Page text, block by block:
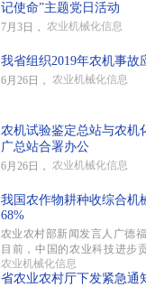
记使命”主题党日活动
7月3日， 农业机械化信息
我省组织2019年农机事故
6月26日， 农业机械化信息
农机试验鉴定总站与农机
广总站合署办公
6月26日， 农业机械化信息
我国农作物耕种收综合机
68%
农业农村部新闻发言人广德
目前，中国的农业科技进步
农业机械化信息
省农业农村厅下发紧急通